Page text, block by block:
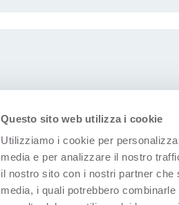
Questo sito web utilizza i cookie
Utilizziamo i cookie per
media e per analizzare il nostro
il nostro sito con i nostri partner
media, i quali potrebbero